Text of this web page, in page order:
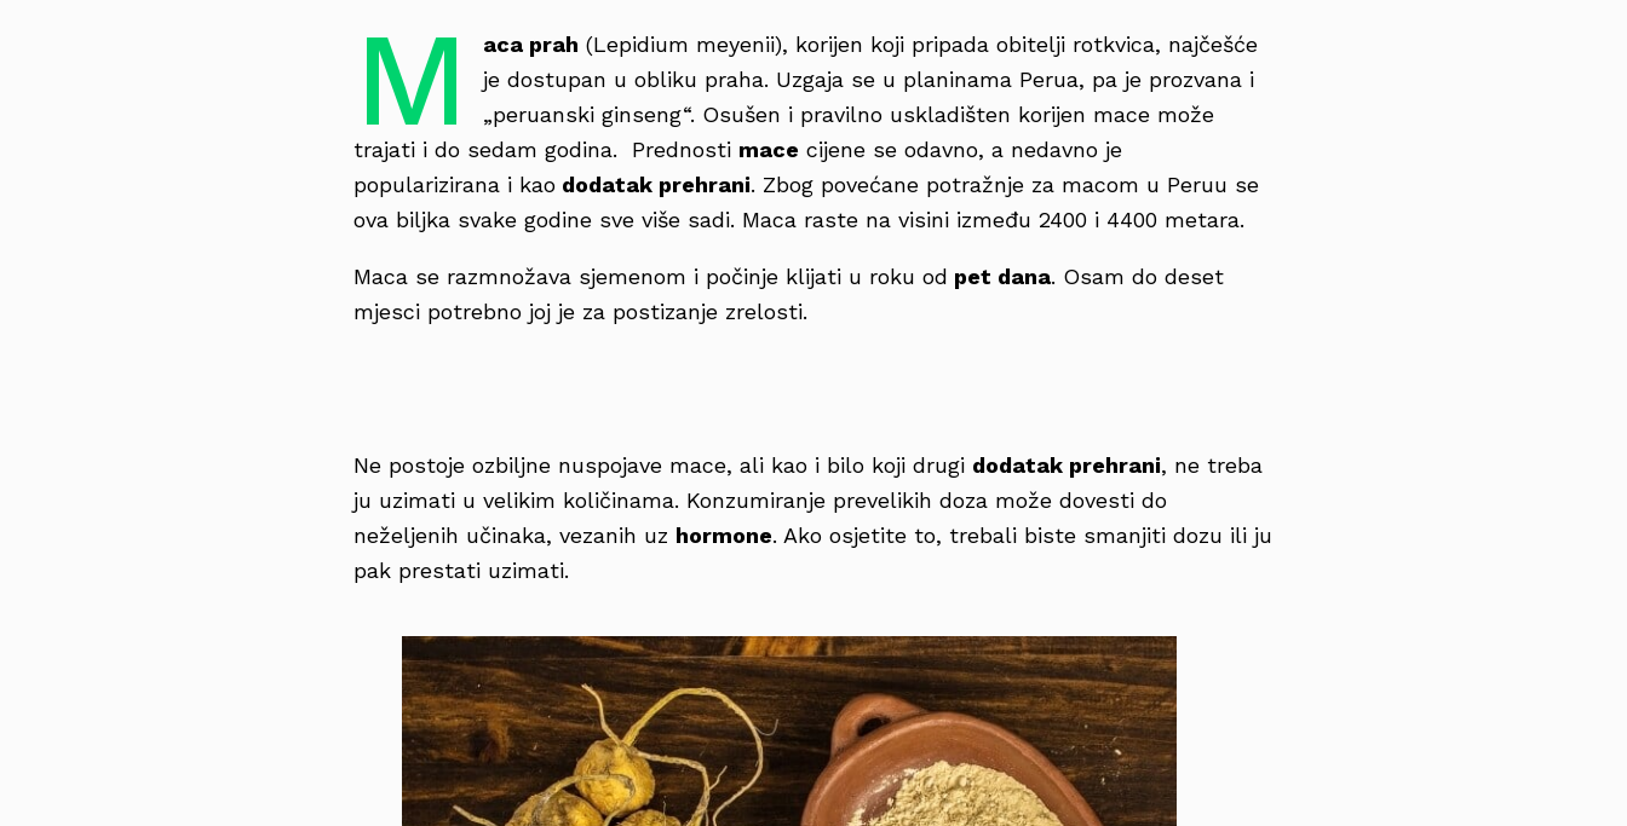
M aca prah (Lepidium meyenii), korijen koji pripada obitelji rotkvica, najčešće
je dostupan u obliku praha. Uzgaja se u planinama Perua, pa je prozvana i
„peruanski ginseng“. Osušen i pravilno uskladišten korijen mace može
trajati i do sedam godina. Prednosti mace cijene se odavno, a nedavno je
popularizirana i kao dodatak prehrani. Zbog povećane potražnje za macom u Peruu se
ova biljka svake godine sve više sadi. Maca raste na visini između 2400 i 4400 metara.
Maca se razmnožava sjemenom i počinje klijati u roku od pet dana. Osam do deset
mjesci potrebno joj je za postizanje zrelosti.
Ne postoje ozbiljne nuspojave mace, ali kao i bilo koji drugi dodatak prehrani, ne treba
ju uzimati u velikim količinama. Konzumiranje prevelikih doza može dovesti do
neželjenih učinaka, vezanih uz hormone. Ako osjetite to, trebali biste smanjiti dozu ili ju
pak prestati uzimati.